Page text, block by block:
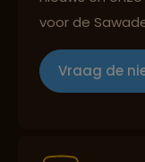
Reizen
voor de
Vraag de